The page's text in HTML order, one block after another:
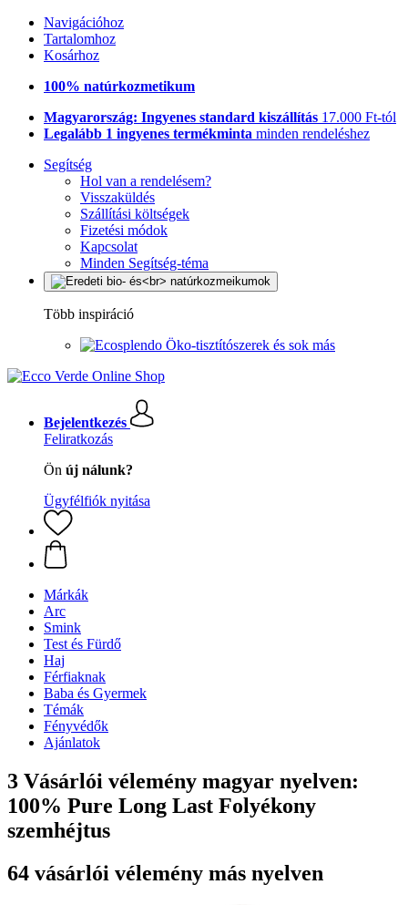
Navigációhoz
Tartalomhoz
Kosárhoz
100% natúrkozmetikum
Magyarország: Ingyenes standard kiszállítás 17.000 Ft-tól
Legalább 1 ingyenes termékminta minden rendeléshez
Segítség
Hol van a rendelésem?
Visszaküldés
Szállítási költségek
Fizetési módok
Kapcsolat
Minden Segítség-téma
Több inspiráció
Öko-tisztítószerek és sok más
Bejelentkezés
Feliratkozás
Ön új nálunk?
Ügyfélfiók nyitása
Márkák
Arc
Smink
Test és Fürdő
Haj
Férfiaknak
Baba és Gyermek
Témák
Fényvédők
Ajánlatok
3 Vásárlói vélemény magyar nyelven:
100% Pure Long Last Folyékony
szemhéjtus
64 vásárlói vélemény más nyelven